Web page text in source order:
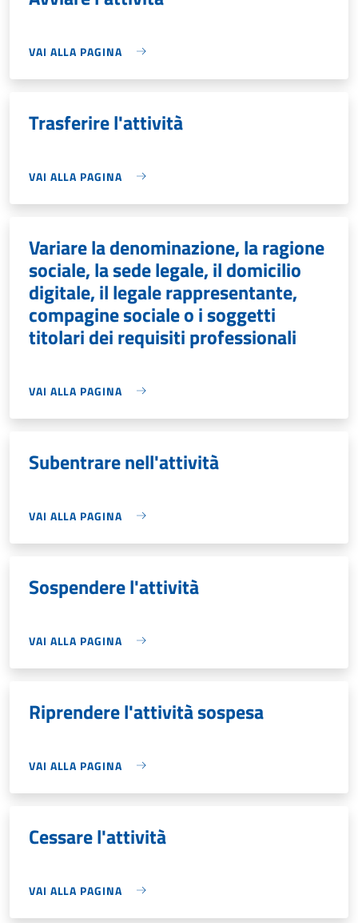
VAI ALLA PAGINA
Trasferire l'attività
VAI ALLA PAGINA
Variare la denominazione, la ragione
sociale, la sede legale, il domicilio
digitale, il legale rappresentante,
compagine sociale o i soggetti
titolari dei requisiti professionali
VAI ALLA PAGINA
Subentrare nell'attività
VAI ALLA PAGINA
Sospendere l'attività
VAI ALLA PAGINA
Riprendere l'attività sospesa
VAI ALLA PAGINA
Cessare l'attività
VAI ALLA PAGINA